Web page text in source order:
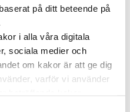
på ditt beteende på
i alla våra digitala
sociala medier och
om kakor är att ge dig
varför vi använder
kontakta gärna
01,
20 22,